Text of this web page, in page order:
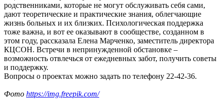
родственниками, которые не могут обслуживать себя сами,
дают теоретические и практические знания, облегчающие
жизнь больных и их близких. Психологическая поддержка
тоже важна, и вот ее оказывают в сообществе, созданном в
этом году, рассказала Елена Марченко, заместитель директора
КЦСОН. Встречи в непринужденной обстановке –
возможность отвлечься от ежедневных забот, получить советы
и поддержку.
Вопросы о проектах можно задать по телефону 22-42-36.
Фото https://img.freepik.com/